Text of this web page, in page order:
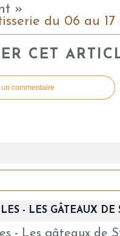
»
CET
commentaire
- LES GÂTEAUX DE